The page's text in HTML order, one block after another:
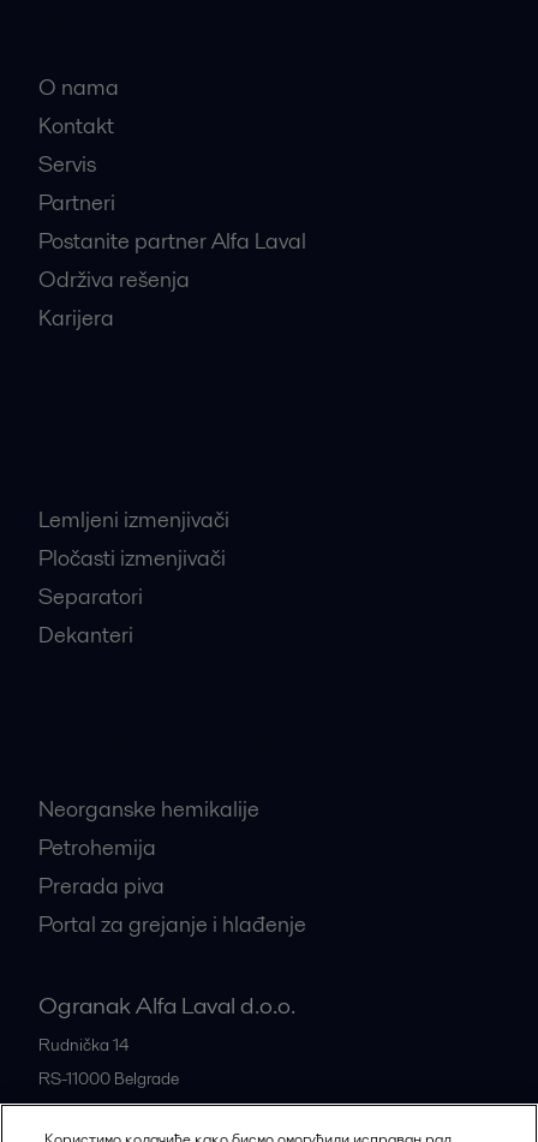
O nama
Kontakt
Servis
Partneri
Postanite partner Alfa Laval
Održiva rešenja
Karijera
Lemljeni izmenjivači
Pločasti izmenjivači
Separatori
Dekanteri
Neorganske hemikalije
Petrohemija
Prerada piva
Portal za grejanje i hlađenje
Ogranak Alfa Laval d.o.o.
Rudnička 14
RS-11000 Belgrade
Serbia